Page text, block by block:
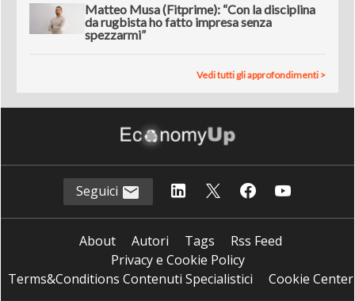
Matteo Musa (Fitprime): “Con la disciplina
da rugbista ho fatto impresa senza
spezzarmi”
Vedi tutti gli approfondimenti >
Seguici
About Autori Tags
Rss Feed
Privacy e Cookie Policy
Terms&Conditions Contenuti Specialistici
Cookie Center